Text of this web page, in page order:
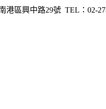
區興中路29號 TEL：02-